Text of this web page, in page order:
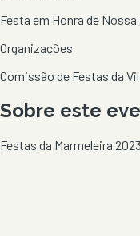
Festa em Honra de
Organizações
Comissão de Festas da
Sobre este
Festas da Marmeleira